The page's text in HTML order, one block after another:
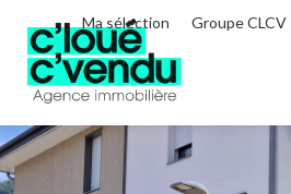
Ma sélection Groupe CLCV